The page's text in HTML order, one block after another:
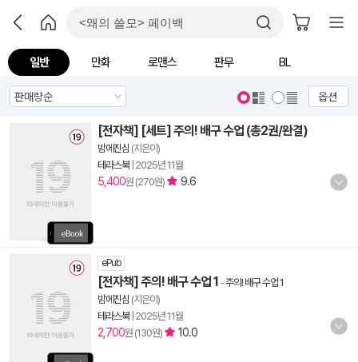
일반 만화 로맨스 판무 BL
옵션
[전자책] [세트] 주의! 배구 수업 (총2권/완결)
밤에진심 (지은이)
테라스북| 2025년 11월
5,400원 (270원) 9.6
ePub
[전자책] 주의! 배구 수업 1 -주의! 배구 수업 1
밤에진심 (지은이)
테라스북| 2025년 11월
2,700원 (130원) 10.0